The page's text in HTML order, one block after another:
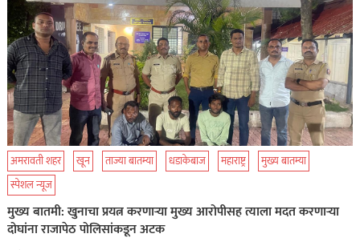
अमरावती शहर खून ताज्या बातम्या धडाकेबाज महाराष्ट्र
मुख्य बातम्या
स्पेशल न्यूज
मुख्य बातमी: खुनाचा प्रयत्न करणाऱ्या मुख्य आरोपीसह त्याला मदत करणाऱ्या
दोघांना राजापेठ पोलिसांकडून अटक